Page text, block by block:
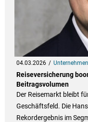
04.03.2026 Unternehmen
Reiseversicherung
Beitragsvolumen
Der Reisemarkt bleibt
Geschäftsfeld. Die
Rekordergebnis im